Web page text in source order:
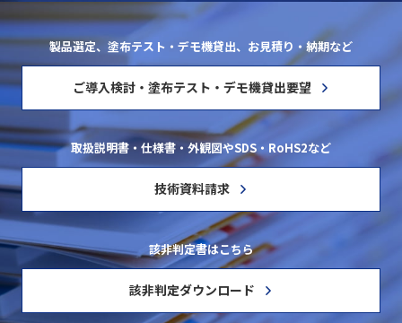
製品選定、塗布テスト・デモ機貸出、お見積り・納期など
ご導入検討・塗布テスト・デモ機貸出要望
取扱説明書・仕様書・外観図やSDS・RoHS2など
技術資料請求
該非判定書はこちら
該非判定ダウンロード